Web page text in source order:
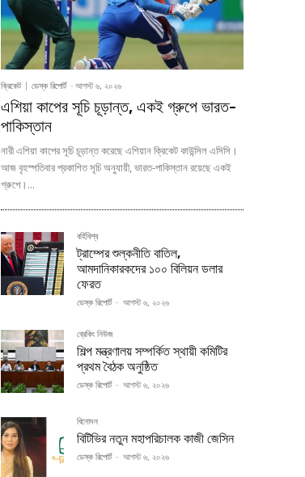
ক্রিকেট ডেস্ক রিপোর্ট - আগস্ট ৬, ২০২৬
এশিয়া কাপের সূচি চূড়ান্ত, একই গ্রুপে ভারত-
পাকিস্তান
নারী এশিয়া কাপের সূচি চূড়ান্ত করেছে এশিয়ান ক্রিকেট কাউন্সিল এসিসি।
আজ বৃহস্পতিবার প্রকাশিত সূচি অনুযায়ী, ভারত-পাকিস্তান রয়েছে একই
গ্রুপে।...
বর্হিবিশ্ব
ট্রাম্পের শুল্কনীতি বাতিল,
আমদানিকারকদের ১০০ বিলিয়ন ডলার
ফেরত
ডেস্ক রিপোর্ট - আগস্ট ৬, ২০২৬
ব্রেকিং নিউজ
শিল্প মন্ত্রণালয় সম্পর্কিত স্থায়ী কমিটির
প্রথম বৈঠক অনুষ্ঠিত
ডেস্ক রিপোর্ট - আগস্ট ৬, ২০২৬
বিনোদন
বিটিভির নতুন মহাপরিচালক কাজী জেসিন
ডেস্ক রিপোর্ট - আগস্ট ৬, ২০২৬